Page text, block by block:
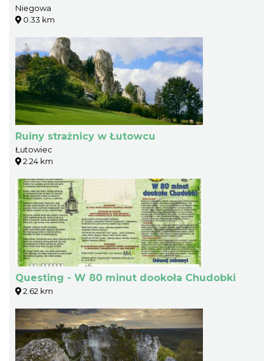
Niegowa
0.33 km
Ruiny strażnicy w Łutowcu
Łutowiec
2.24 km
Questing - W 80 minut dookoła Chudobki
2.62 km